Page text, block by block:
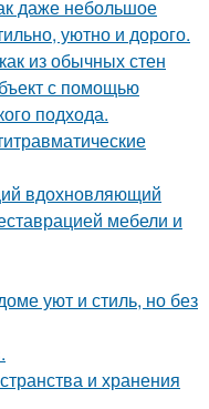
даже небольшое
уютно и дорого.
из обычных стен
с помощью
подхода.
вдохновляющий
мебели и
уют и стиль, но без
и хранения